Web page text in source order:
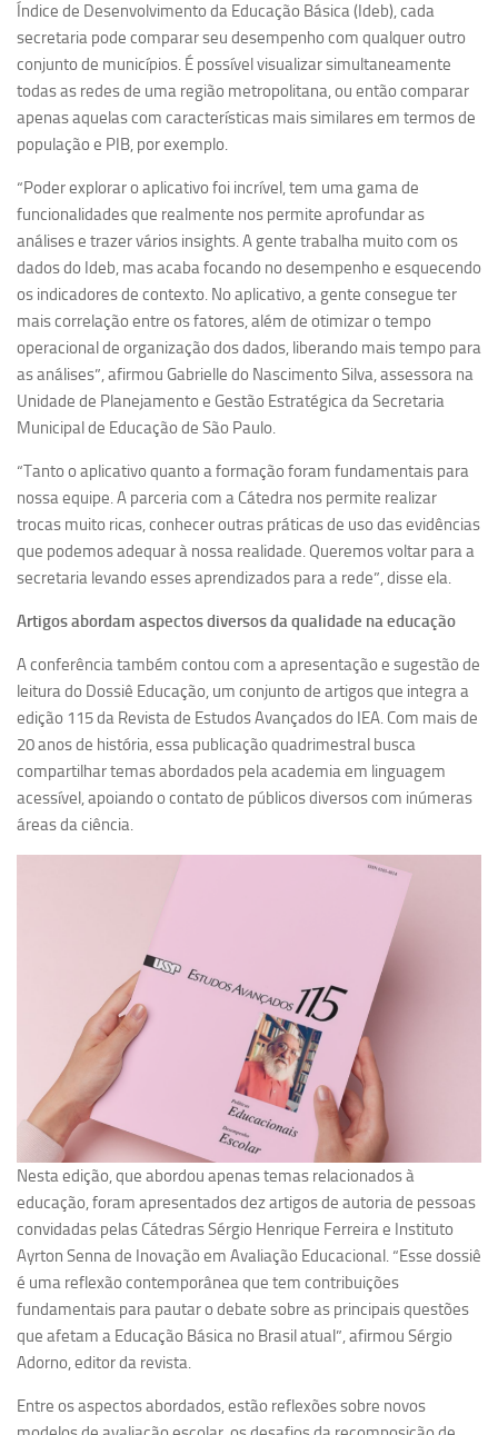
Índice de Desenvolvimento da Educação Básica (Ideb), cada
secretaria pode comparar seu desempenho com qualquer outro
conjunto de municípios. É possível visualizar simultaneamente
todas as redes de uma região metropolitana, ou então comparar
apenas aquelas com características mais similares em termos de
população e PIB, por exemplo.
“Poder explorar o aplicativo foi incrível, tem uma gama de
funcionalidades que realmente nos permite aprofundar as
análises e trazer vários insights. A gente trabalha muito com os
dados do Ideb, mas acaba focando no desempenho e esquecendo
os indicadores de contexto. No aplicativo, a gente consegue ter
mais correlação entre os fatores, além de otimizar o tempo
operacional de organização dos dados, liberando mais tempo para
as análises”, afirmou Gabrielle do Nascimento Silva, assessora na
Unidade de Planejamento e Gestão Estratégica da Secretaria
Municipal de Educação de São Paulo.
“Tanto o aplicativo quanto a formação foram fundamentais para
nossa equipe. A parceria com a Cátedra nos permite realizar
trocas muito ricas, conhecer outras práticas de uso das evidências
que podemos adequar à nossa realidade. Queremos voltar para a
secretaria levando esses aprendizados para a rede”, disse ela.
Artigos abordam aspectos diversos da qualidade na educação
A conferência também contou com a apresentação e sugestão de
leitura do Dossiê Educação, um conjunto de artigos que integra a
edição 115 da Revista de Estudos Avançados do IEA. Com mais de
20 anos de história, essa publicação quadrimestral busca
compartilhar temas abordados pela academia em linguagem
acessível, apoiando o contato de públicos diversos com inúmeras
áreas da ciência.
Nesta edição, que abordou apenas temas relacionados à
educação, foram apresentados dez artigos de autoria de pessoas
convidadas pelas Cátedras Sérgio Henrique Ferreira e Instituto
Ayrton Senna de Inovação em Avaliação Educacional. “Esse dossiê
é uma reflexão contemporânea que tem contribuições
fundamentais para pautar o debate sobre as principais questões
que afetam a Educação Básica no Brasil atual”, afirmou Sérgio
Adorno, editor da revista.
Entre os aspectos abordados, estão reflexões sobre novos